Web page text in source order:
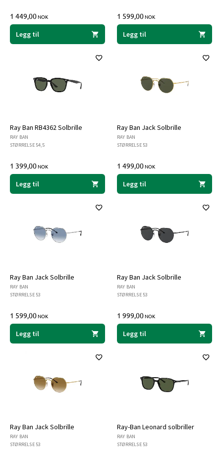
1 449,00NOK
Legg til
1 599,00NOK
Legg til
Ray Ban RB4362 Solbrille
RAY BAN
STØRRELSE 54,5
1 399,00NOK
Legg til
Ray Ban Jack Solbrille
RAY BAN
STØRRELSE 53
1 499,00NOK
Legg til
Ray Ban Jack Solbrille
RAY BAN
STØRRELSE 53
1 599,00NOK
Legg til
Ray Ban Jack Solbrille
RAY BAN
STØRRELSE 53
1 999,00NOK
Legg til
Ray Ban Jack Solbrille
RAY BAN
STØRRELSE 53
Ray-Ban Leonard solbriller
RAY BAN
STØRRELSE 53